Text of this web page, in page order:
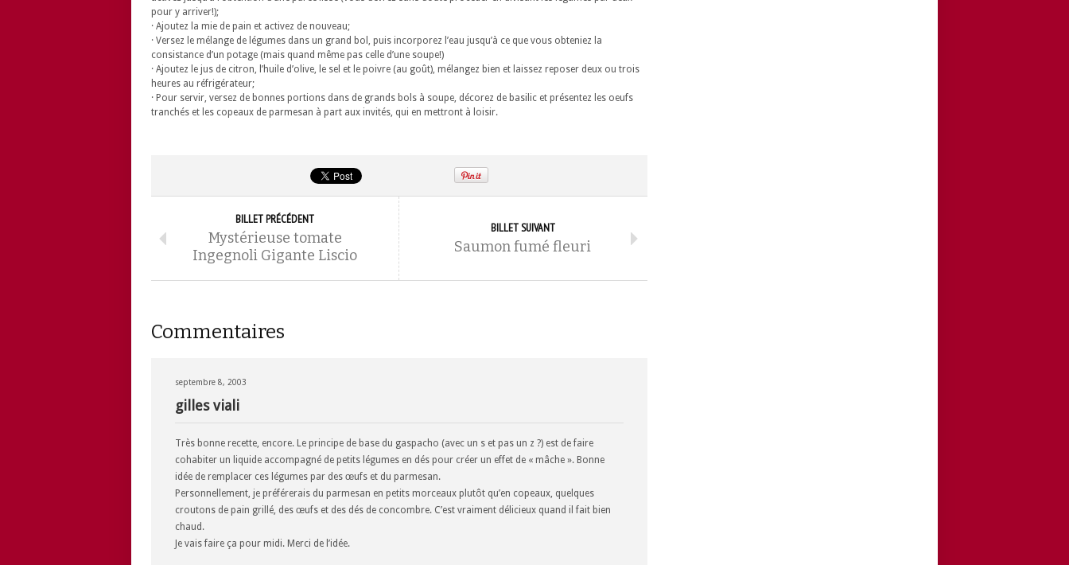
pour y arriver!);
· Ajoutez la mie de pain et activez de nouveau;
· Versez le mélange de légumes dans un grand bol, puis incorporez l’eau jusqu’à ce que vous obteniez la
consistance d’un potage (mais quand même pas celle d’une soupe!)
· Ajoutez le jus de citron, l’huile d’olive, le sel et le poivre (au goût), mélangez bien et laissez reposer deux ou trois
heures au réfrigérateur;
· Pour servir, versez de bonnes portions dans de grands bols à soupe, décorez de basilic et présentez les oeufs
tranchés et les copeaux de parmesan à part aux invités, qui en mettront à loisir.
BILLET PRÉCÉDENT
Mystérieuse tomate
Ingegnoli Gigante Liscio
BILLET SUIVANT
Saumon fumé fleuri
Commentaires
septembre 8, 2003
gilles viali
Très bonne recette, encore. Le principe de base du gaspacho (avec un s et pas un z ?) est de faire
cohabiter un liquide accompagné de petits légumes en dés pour créer un effet de « mâche ». Bonne
idée de remplacer ces légumes par des œufs et du parmesan.
Personnellement, je préférerais du parmesan en petits morceaux plutôt qu’en copeaux, quelques
croutons de pain grillé, des œufs et des dés de concombre. C’est vraiment délicieux quand il fait bien
chaud.
Je vais faire ça pour midi. Merci de l’idée.